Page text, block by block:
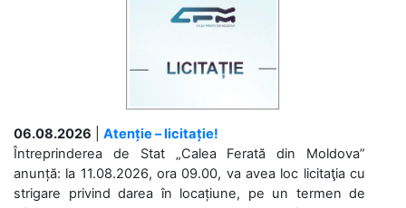
06.08.2026
Atenție – licitație!
Întreprinderea de Stat „Calea Ferată din Moldova”
anunță: la 11.08.2026, ora 09.00, va avea loc licitaţia cu
strigare privind darea în locațiune, pe un termen de